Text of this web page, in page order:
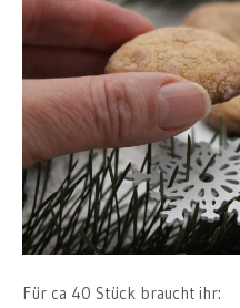
Für ca 40 Stück braucht ihr: